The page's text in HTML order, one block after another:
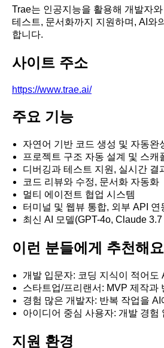
Trae는 인공지능을 활용해 개발자
테스트, 문서화까지 지원하며, AI와
합니다.
사이트 주소
https://www.trae.ai/
주요 기능
자연어 기반 코드 생성 및 자동완
프로젝트 구조 자동 설계 및 스캐
디버깅과 테스트 지원, 실시간 결
코드 리뷰와 수정, 문서화 자동화
멀티 에이전트 협업 시스템
터미널 및 웹뷰 통합, 외부 API 연
최신 AI 모델(GPT-4o, Claude
이런 분들에게 추천해요
개발 입문자: 코딩 지식이 적어도
스타트업/프리랜서: MVP 제작과
경험 많은 개발자: 반복 작업을
아이디어 중심 사용자: 개발 경험
지원 환경